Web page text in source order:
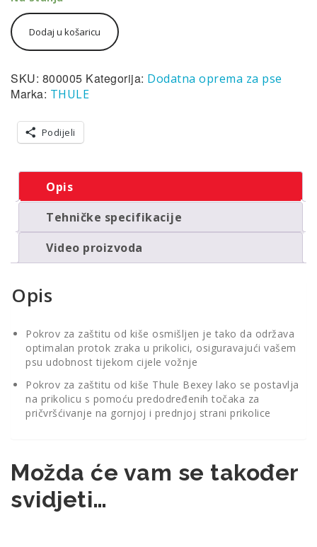
Thule
Bexey
rain
L
-
za
zaštitu
od
količina
Dodaj u košaricu
SKU: 800005 Kategorija: Dodatna oprema za pse
Marka: THULE
Podijeli
Opis
Tehničke specifikacije
Video proizvoda
Opis
Pokrov za zaštitu od kiše osmišljen je tako da održava
optimalan protok zraka u prikolici, osiguravajući vašem
psu udobnost tijekom cijele vožnje
Pokrov za zaštitu od kiše Thule Bexey lako se postavlja
na prikolicu s pomoću predodređenih točaka za
pričvršćivanje na gornjoj i prednjoj strani prikolice
Možda će vam se također
svidjeti…